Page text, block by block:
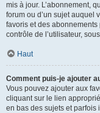
mis à jour. L’abonnement,
forum ou d’un sujet auquel
favoris et des
contrôle de l’utilisateur,
Haut
Comment puis-je ajouter
Vous pouvez ajouter aux
cliquant sur le lien
en bas des sujets et parfois